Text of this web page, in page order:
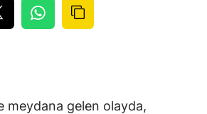
meydana gelen olayda,